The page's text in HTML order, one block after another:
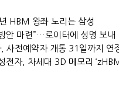
HBM 왕좌 노리는 삼성
안 마련”…로이터에 성명 보내
사전예약자 개통 31일까지 연
자, 차세대 3D 메모리